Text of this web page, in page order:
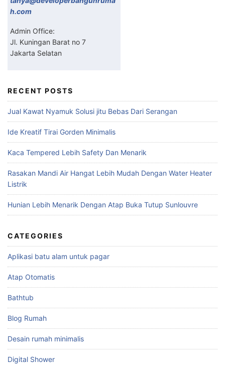
h.com
Admin Office:
Jl. Kuningan Barat no 7
Jakarta Selatan
RECENT POSTS
Jual Kawat Nyamuk Solusi jitu Bebas Dari Serangan
Ide Kreatif Tirai Gorden Minimalis
Kaca Tempered Lebih Safety Dan Menarik
Rasakan Mandi Air Hangat Lebih Mudah Dengan Water Heater
Listrik
Hunian Lebih Menarik Dengan Atap Buka Tutup Sunlouvre
CATEGORIES
Aplikasi batu alam untuk pagar
Atap Otomatis
Bathtub
Blog Rumah
Desain rumah minimalis
Digital Shower